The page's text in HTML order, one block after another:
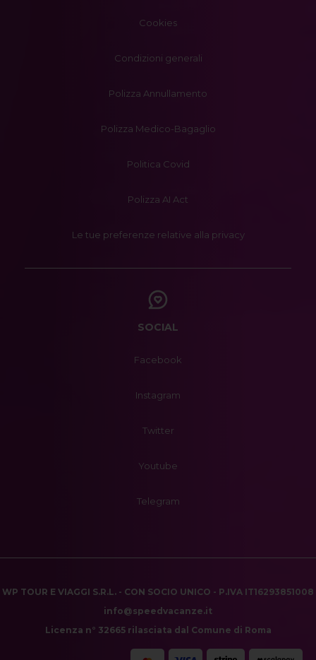
Cookies
Condizioni generali
Polizza Annullamento
Polizza Medico-Bagaglio
Politica Covid
Polizza AI Act
Le tue preferenze relative alla privacy
SOCIAL
Facebook
Instagram
Twitter
Youtube
Telegram
WP TOUR E VIAGGI S.R.L. - CON SOCIO UNICO - P.IVA IT16293851008
info@speedvacanze.it
Licenza n° 32665 rilasciata dal Comune di Roma